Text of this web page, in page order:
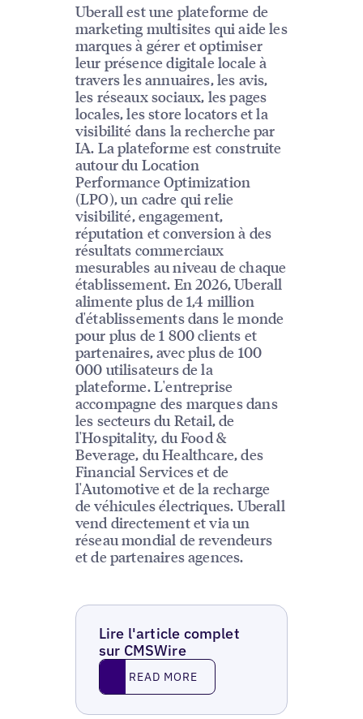
Uberall est une plateforme de
marketing multisites qui aide les
marques à gérer et optimiser
leur présence digitale locale à
travers les annuaires, les avis,
les réseaux sociaux, les pages
locales, les store locators et la
visibilité dans la recherche par
IA. La plateforme est construite
autour du Location
Performance Optimization
(LPO), un cadre qui relie
visibilité, engagement,
réputation et conversion à des
résultats commerciaux
mesurables au niveau de chaque
établissement. En 2026, Uberall
alimente plus de 1,4 million
d'établissements dans le monde
pour plus de 1 800 clients et
partenaires, avec plus de 100
000 utilisateurs de la
plateforme. L'entreprise
accompagne des marques dans
les secteurs du Retail, de
l'Hospitality, du Food &
Beverage, du Healthcare, des
Financial Services et de
l'Automotive et de la recharge
de véhicules électriques. Uberall
vend directement et via un
réseau mondial de revendeurs
et de partenaires agences.
Lire l'article complet
sur CMSWire
Read MoreREAD MORE